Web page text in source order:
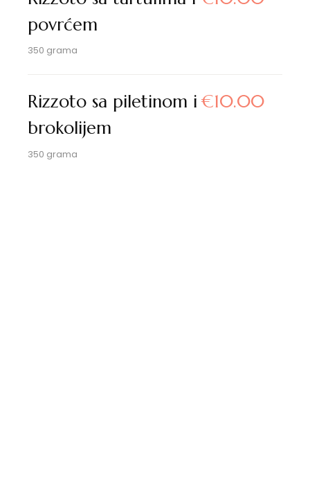
povrćem
350 grama
Rizzoto sa piletinom i
brokolijem
€10.00
350 grama